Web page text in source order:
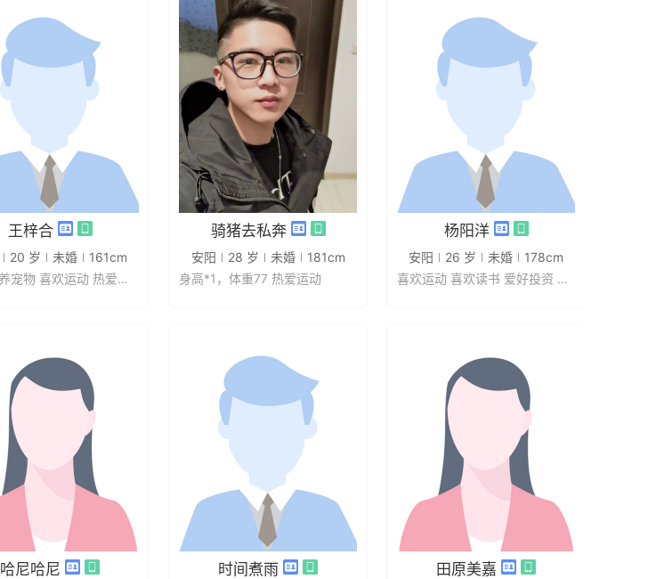
发私信
王梓合
20 岁 未婚
161cm
喜欢饲养宠物 喜欢运动 热爱美食 ...
发私信
骑猪去私奔
安阳 28 岁 未婚
181cm
身高*1，体重77 热爱运动
发私信
杨阳洋
安阳 26 岁 未婚
178cm
喜欢运动 喜欢读书 爱好投资 喜欢...
发私信
哈尼哈尼 发私信
时间煮雨 发私信
田原美嘉